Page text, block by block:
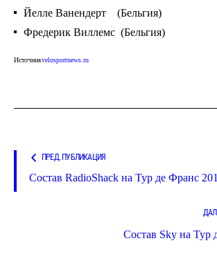
Йелле Ванендерт (Бельгия)
Фредерик Виллемс (Бельгия)
Источникvelosportnews.ru
ПРЕД. ПУБЛИКАЦИЯ
Состав RadioShack на Тур де Франс
Состав Sky на Тур